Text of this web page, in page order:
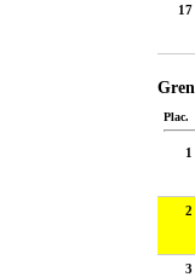
17
Plac.
1
2
3